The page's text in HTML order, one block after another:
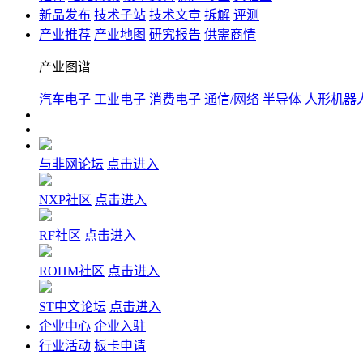
新品发布 技术子站 技术文章 拆解 评测
产业推荐 产业地图 研究报告 供需商情
产业图谱
汽车电子 工业电子 消费电子 通信/网络 半导体 人形机器
与非网论坛 点击进入
NXP社区 点击进入
RF社区 点击进入
ROHM社区 点击进入
ST中文论坛 点击进入
企业中心 企业入驻
行业活动 板卡申请